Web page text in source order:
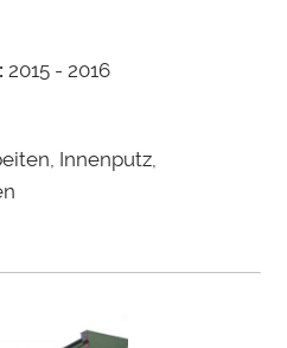
2015 - 2016
Innenputz,